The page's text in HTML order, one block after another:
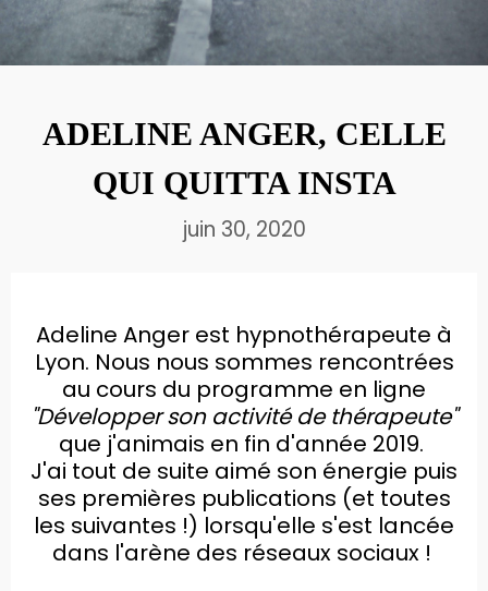
29
OCTOBRE
2020
À LA DÉCOUVERTE DU
HUMAN DESIGN AVEC
30
JUIN
2020
ADELINE ANGER, CELLE QUI
QUITTA INSTA
ADELINE ANGER, CELLE
QUI QUITTA INSTA
juin 30, 2020
Adeline Anger est hypnothérapeute à
Lyon. Nous nous sommes rencontrées
au cours du programme en ligne
"Développer son activité de thérapeute"
que j'animais en fin d'année 2019.
J'ai tout de suite aimé son énergie puis
ses premières publications (et toutes
les suivantes !) lorsqu'elle s'est lancée
dans l'arène des réseaux sociaux !